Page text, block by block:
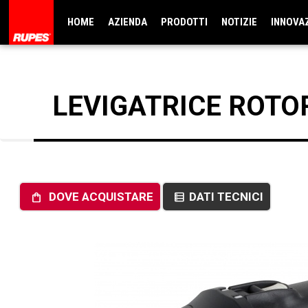
HOME AZIENDA PRODOTTI NOTIZIE
LEVIGATRICE
shopping_bag DOVE ACQUISTARE data_table DATI TECNICI